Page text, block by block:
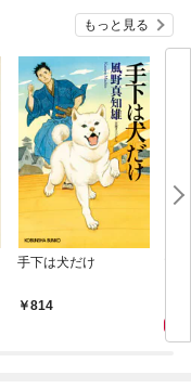
もっと見る
手下は犬だけ
814